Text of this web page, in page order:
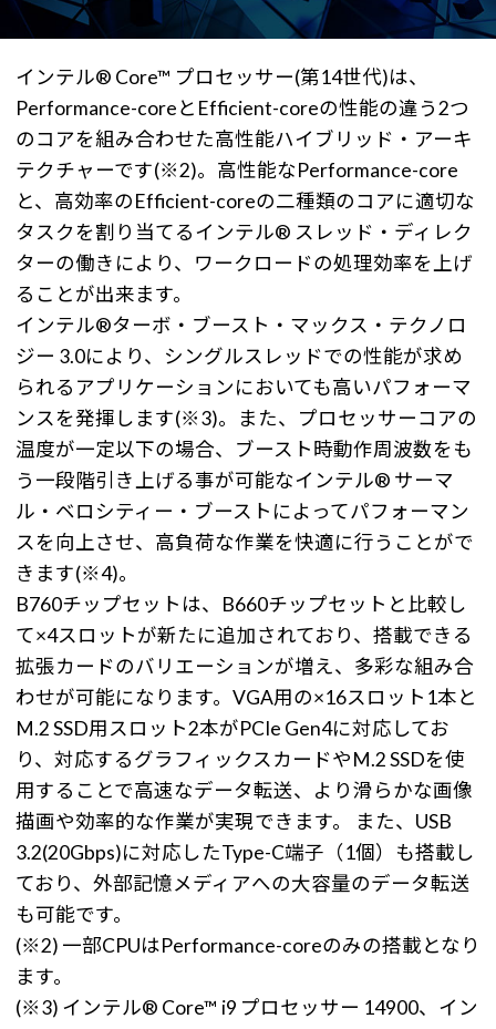
インテル® Core™ プロセッサー(第14世代)は、
Performance-coreとEfficient-coreの性能の違う2つ
のコアを組み合わせた高性能ハイブリッド・アーキ
テクチャーです(※2)。高性能なPerformance-core
と、高効率のEfficient-coreの二種類のコアに適切な
タスクを割り当てるインテル® スレッド・ディレク
ターの働きにより、ワークロードの処理効率を上げ
ることが出来ます。
インテル®ターボ・ブースト・マックス・テクノロ
ジー 3.0により、シングルスレッドでの性能が求め
られるアプリケーションにおいても高いパフォーマ
ンスを発揮します(※3)。また、プロセッサーコアの
温度が一定以下の場合、ブースト時動作周波数をも
う一段階引き上げる事が可能なインテル® サーマ
ル・ベロシティー・ブーストによってパフォーマン
スを向上させ、高負荷な作業を快適に行うことがで
きます(※4)。
B760チップセットは、B660チップセットと比較し
て×4スロットが新たに追加されており、搭載できる
拡張カードのバリエーションが増え、多彩な組み合
わせが可能になります。VGA用の×16スロット1本と
M.2 SSD用スロット2本がPCIe Gen4に対応してお
り、対応するグラフィックスカードやM.2 SSDを使
用することで高速なデータ転送、より滑らかな画像
描画や効率的な作業が実現できます。 また、USB
3.2(20Gbps)に対応したType-C端子（1個）も搭載し
ており、外部記憶メディアへの大容量のデータ転送
も可能です。
(※2) 一部CPUはPerformance-coreのみの搭載となり
ます。
(※3) インテル® Core™ i9 プロセッサー 14900、イン